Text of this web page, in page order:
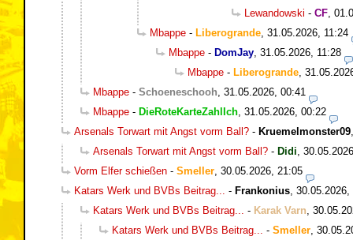
Lewandowski - CF
Mbappe - Liberogrande 31.05.2026, 11:24
Mbappe - DomJay 31.05.2026, 11:28
Mbappe - Liberogrande
Mbappe - Schoeneschooh 31.05.2026, 00:41
Mbappe - DieRoteKarteZahlIch 31.05.2026, 00:22
Arsenals Torwart mit Angst vorm Ball? - Kruemelmonster09
Arsenals Torwart mit Angst vorm Ball? - Didi
Vorm Elfer schießen - Smeller 30.05.2026, 21:05
Katars Werk und BVBs Beitrag...
- Frankonius 30.05.2026,
Katars Werk und BVBs Beitrag...
- Karak Varn
Katars Werk und BVBs Beitrag...
- Smeller